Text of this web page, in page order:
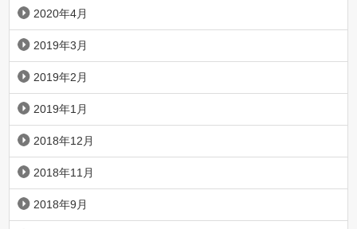
2020年4月
2019年3月
2019年2月
2019年1月
2018年12月
2018年11月
2018年9月